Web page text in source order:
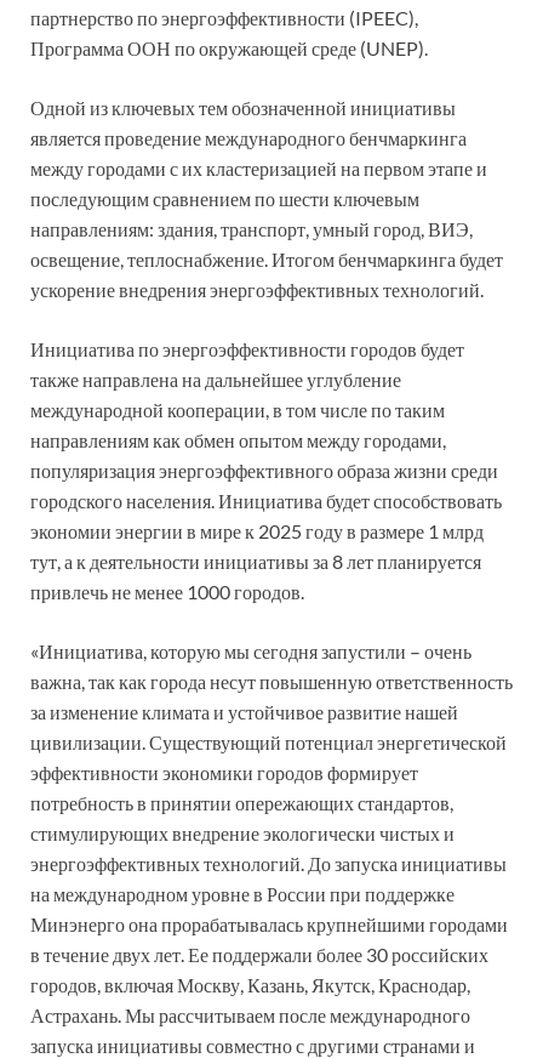
партнерство по энергоэффективности (IPEEC),
Программа ООН по окружающей среде (UNEP).
Одной из ключевых тем обозначенной инициативы
является проведение международного бенчмаркинга
между городами с их кластеризацией на первом этапе и
последующим сравнением по шести ключевым
направлениям: здания, транспорт, умный город, ВИЭ,
освещение, теплоснабжение. Итогом бенчмаркинга будет
ускорение внедрения энергоэффективных технологий.
Инициатива по энергоэффективности городов будет
также направлена на дальнейшее углубление
международной кооперации, в том числе по таким
направлениям как обмен опытом между городами,
популяризация энергоэффективного образа жизни среди
городского населения. Инициатива будет способствовать
экономии энергии в мире к 2025 году в размере 1 млрд
тут, а к деятельности инициативы за 8 лет планируется
привлечь не менее 1000 городов.
«Инициатива, которую мы сегодня запустили – очень
важна, так как города несут повышенную ответственность
за изменение климата и устойчивое развитие нашей
цивилизации. Существующий потенциал энергетической
эффективности экономики городов формирует
потребность в принятии опережающих стандартов,
стимулирующих внедрение экологически чистых и
энергоэффективных технологий. До запуска инициативы
на международном уровне в России при поддержке
Минэнерго она прорабатывалась крупнейшими городами
в течение двух лет. Ее поддержали более 30 российских
городов, включая Москву, Казань, Якутск, Краснодар,
Астрахань. Мы рассчитываем после международного
запуска инициативы совместно с другими странами и